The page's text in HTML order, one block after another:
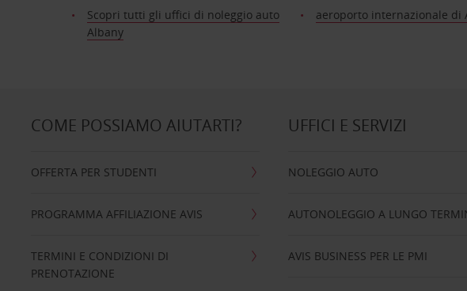
Scopri tutti gli uffici di noleggio auto
Albany
aeroporto internazionale di
COME POSSIAMO AIUTARTI?
OFFERTA PER STUDENTI
PROGRAMMA AFFILIAZIONE AVIS
TERMINI E CONDIZIONI DI
PRENOTAZIONE
UFFICI E SERVIZI
NOLEGGIO AUTO
AUTONOLEGGIO A LUNGO
AVIS BUSINESS PER LE PMI